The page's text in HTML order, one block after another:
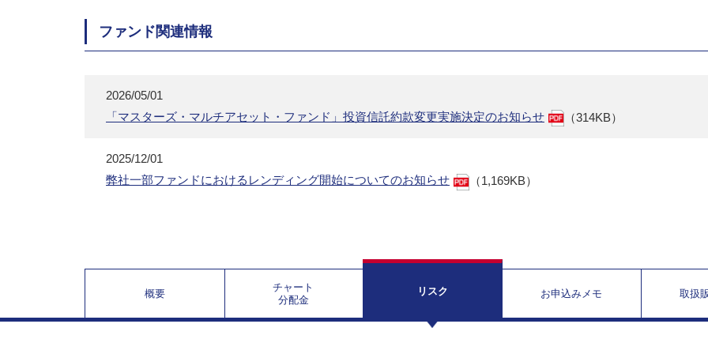
ファンド関連情報
2026/05/01
「マスターズ・マルチアセット・ファンド」投資信託約款変更実施決定のお知らせ
（314KB）
2025/12/01
弊社一部ファンドにおけるレンディング開始についてのお知らせ
（1,169KB）
概要
チャート
分配金
リスク お申込みメモ 取扱